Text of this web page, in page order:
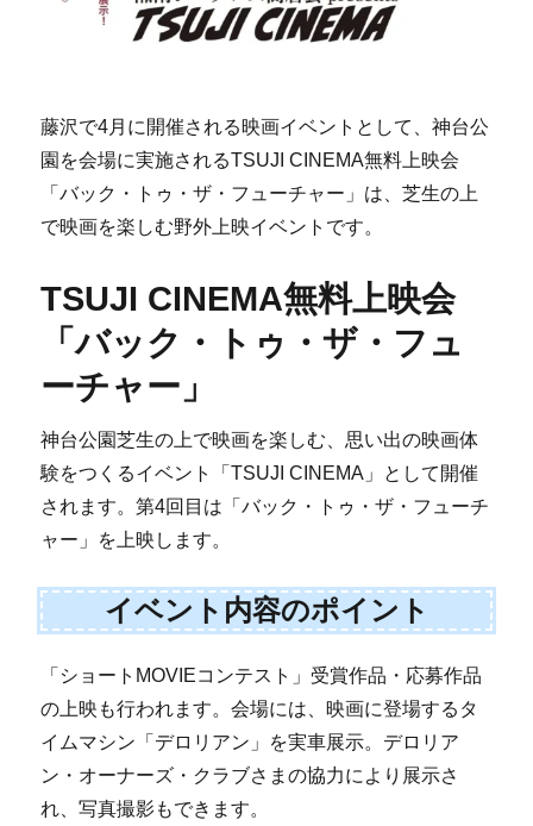
藤沢で4月に開催される映画イベントとして、神台公
園を会場に実施されるTSUJI CINEMA無料上映会
「バック・トゥ・ザ・フューチャー」は、芝生の上
で映画を楽しむ野外上映イベントです。
TSUJI CINEMA無料上映会
「バック・トゥ・ザ・フュ
ーチャー」
神台公園芝生の上で映画を楽しむ、思い出の映画体
験をつくるイベント「TSUJI CINEMA」として開催
されます。第4回目は「バック・トゥ・ザ・フューチ
ャー」を上映します。
イベント内容のポイント
「ショートMOVIEコンテスト」受賞作品・応募作品
の上映も行われます。会場には、映画に登場するタ
イムマシン「デロリアン」を実車展示。デロリア
ン・オーナーズ・クラブさまの協力により展示さ
れ、写真撮影もできます。